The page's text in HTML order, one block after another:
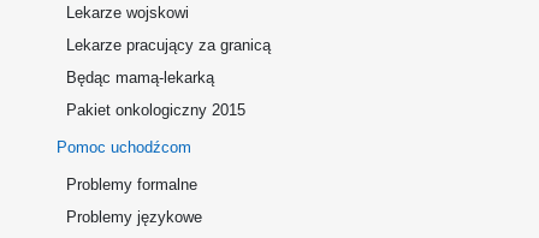
Lekarze wojskowi
Lekarze pracujący za granicą
Będąc mamą-lekarką
Pakiet onkologiczny 2015
Pomoc uchodźcom
Problemy formalne
Problemy językowe